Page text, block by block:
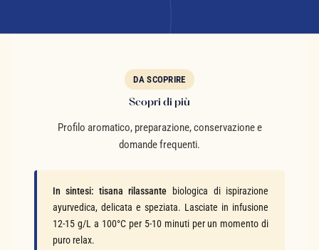
DA SCOPRIRE
Scopri di più
Profilo aromatico, preparazione, conservazione e
domande frequenti.
In sintesi: tisana rilassante biologica di ispirazione
ayurvedica, delicata e speziata. Lasciate in infusione
12-15 g/L a 100°C per 5-10 minuti per un momento di
puro relax.